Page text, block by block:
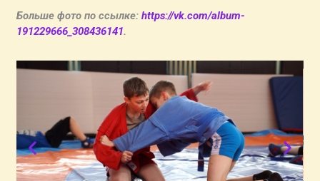
Больше фото по ссылке:https://vk.com/album-
191229666_308436141.